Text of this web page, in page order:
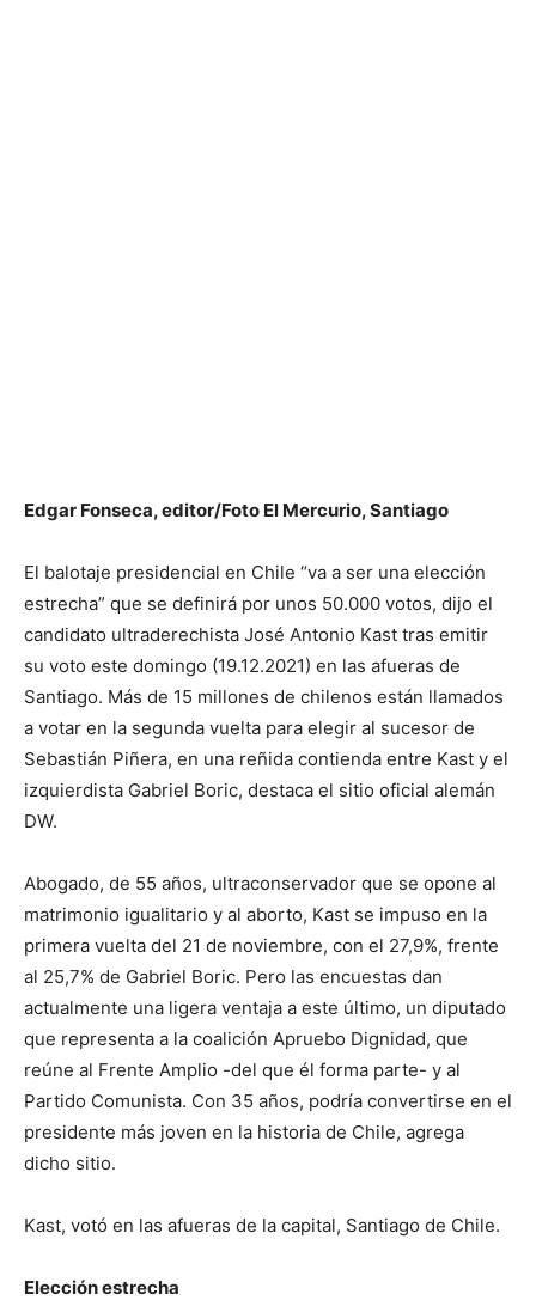
Edgar Fonseca, editor/Foto El Mercurio, Santiago
El balotaje presidencial en Chile “va a ser una elección
estrecha” que se definirá por unos 50.000 votos, dijo el
candidato ultraderechista José Antonio Kast tras emitir
su voto este domingo (19.12.2021) en las afueras de
Santiago. Más de 15 millones de chilenos están llamados
a votar en la segunda vuelta para elegir al sucesor de
Sebastián Piñera, en una reñida contienda entre Kast y el
izquierdista Gabriel Boric, destaca el sitio oficial alemán
DW.
Abogado, de 55 años, ultraconservador que se opone al
matrimonio igualitario y al aborto, Kast se impuso en la
primera vuelta del 21 de noviembre, con el 27,9%, frente
al 25,7% de Gabriel Boric. Pero las encuestas dan
actualmente una ligera ventaja a este último, un diputado
que representa a la coalición Apruebo Dignidad, que
reúne al Frente Amplio -del que él forma parte- y al
Partido Comunista. Con 35 años, podría convertirse en el
presidente más joven en la historia de Chile, agrega
dicho sitio.
Kast, votó en las afueras de la capital, Santiago de Chile.
Elección estrecha